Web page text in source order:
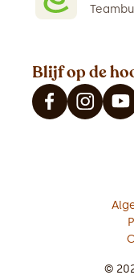
Blijf op de
©